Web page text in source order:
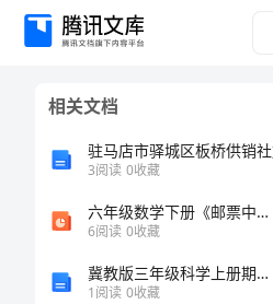
出
相关文档
3阅读 0收藏
六年级数学下册《邮票中的数学问题》PPT课件
6阅读 0收藏
冀教版三年级科学上册期末测试卷汇编
1阅读 0收藏